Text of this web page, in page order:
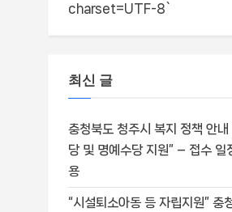
charset=UTF-8`
최신 글
충청북도 청주시 복지 정책 안내
당 및 명예수당 지원” – 접수 일
용
“시설퇴소아동 등 자립지원” 충